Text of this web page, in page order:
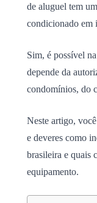
de aluguel tem
condicionado em
Sim, é possível
depende da
condomínios, do
Neste artigo,
e deveres como
brasileira e quais
equipamento.